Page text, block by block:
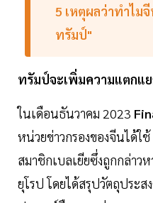
5 เหตุผลว่าทำไม
ทรัมป์"
ทรัมป์จะเพิ่มความแตกแ
ในเดือนธันวาคม 2023
หน่วยข่าวกรองของจีนได้ใ
สมาชิกเบลเยียซึ่งถูกกล่าว
ยุโรป โดยได้สรุปวัตถุประ